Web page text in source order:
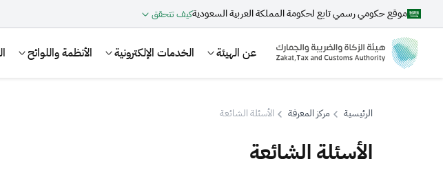
موقع حكومي رسمي تابع لحكومة المملكة العربية السعوديةكيف تتحقق
عن الهيئة الخدمات الإلكترونية الأنظمة واللوائح
بحث
الرئيسية مركز المعرفة الأسئلة الشائعة
الأسئلة الشائعة